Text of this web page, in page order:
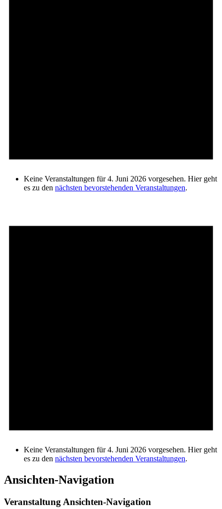
Keine Veranstaltungen für 4. Juni 2026 vorgesehen. Hier geht
es zu den nächsten bevorstehenden Veranstaltungen.
Keine Veranstaltungen für 4. Juni 2026 vorgesehen. Hier geht
es zu den nächsten bevorstehenden Veranstaltungen.
Ansichten-Navigation
Veranstaltung Ansichten-Navigation